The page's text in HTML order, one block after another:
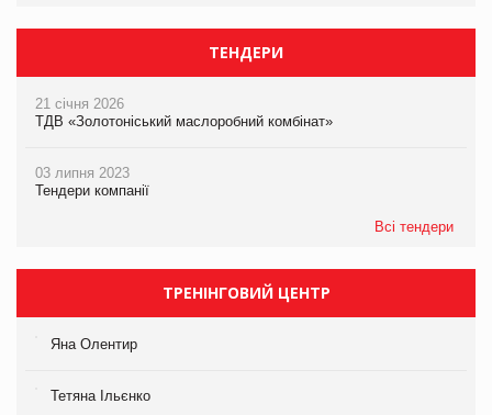
ТЕНДЕРИ
21 січня 2026
ТДВ «Золотоніський маслоробний комбінат»
03 липня 2023
Тендери компанії
Всі тендери
ТРЕНІНГОВИЙ ЦЕНТР
Яна Олентир
Тетяна Ільєнко